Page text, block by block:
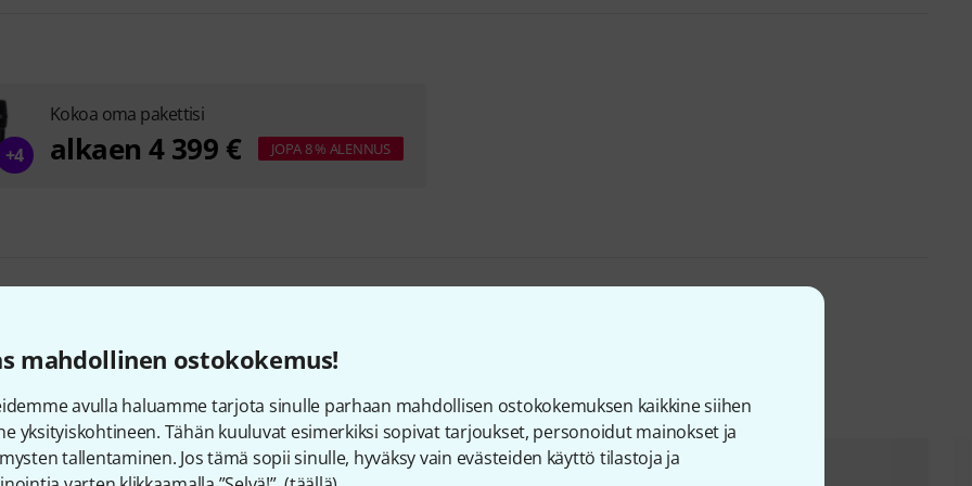
mahdollinen ostokokemus!
avulla haluamme tarjota sinulle parhaan mahdollisen ostokokemuksen kaikkine siihen
yksityiskohtineen. Tähän kuuluvat esimerkiksi sopivat tarjoukset, personoidut mainokset ja
tallentaminen. Jos tämä sopii sinulle, hyväksy vain evästeiden käyttö tilastoja ja
+4
Kokoa oma pakettisi
alkaen 4 399 € JOPA 8 % ALENNUS
ja yhteensopivat tuotteet